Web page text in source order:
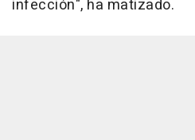
infección", ha matizado.